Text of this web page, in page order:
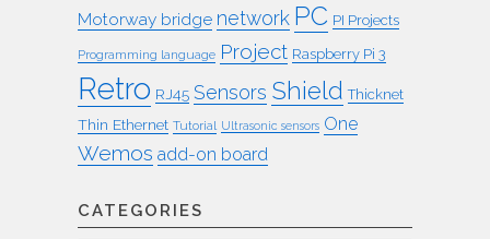
Motorway bridge network PC PI Projects
Programming language Project Raspberry Pi 3
Retro RJ45 Sensors Shield Thicknet
Thin Ethernet Tutorial Ultrasonic sensors One
Wemos add-on board
CATEGORIES